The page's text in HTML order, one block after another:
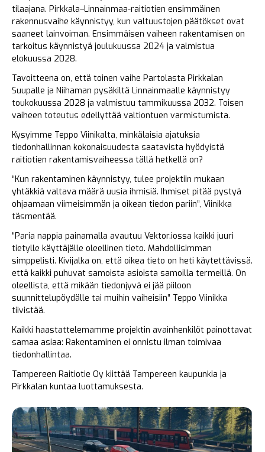
tilaajana. Pirkkala–Linnainmaa-raitiotien ensimmäinen
rakennusvaihe käynnistyy, kun valtuustojen päätökset ovat
saaneet lainvoiman. Ensimmäisen vaiheen rakentamisen on
tarkoitus käynnistyä joulukuussa 2024 ja valmistua
elokuussa 2028.
Tavoitteena on, että toinen vaihe Partolasta Pirkkalan
Suupalle ja Niihaman pysäkiltä Linnainmaalle käynnistyy
toukokuussa 2028 ja valmistuu tammikuussa 2032. Toisen
vaiheen toteutus edellyttää valtiontuen varmistumista.
Kysyimme Teppo Viinikalta, minkälaisia ajatuksia
tiedonhallinnan kokonaisuudesta saatavista hyödyistä
raitiotien rakentamisvaiheessa tällä hetkellä on?
“Kun rakentaminen käynnistyy, tulee projektiin mukaan
yhtäkkiä valtava määrä uusia ihmisiä. Ihmiset pitää pystyä
ohjaamaan viimeisimmän ja oikean tiedon pariin”, Viinikka
täsmentää.
“Paria nappia painamalla avautuu Vektor.iossa kaikki juuri
tietylle käyttäjälle oleellinen tieto. Mahdollisimman
simppelisti. Kivijalka on, että oikea tieto on heti käytettävissä.
että kaikki puhuvat samoista asioista samoilla termeillä. On
oleellista, että mikään tiedonjyvä ei jää piiloon
suunnittelupöydälle tai muihin vaiheisiin” Teppo Viinikka
tiivistää.
Kaikki haastattelemamme projektin avainhenkilöt painottavat
samaa asiaa: Rakentaminen ei onnistu ilman toimivaa
tiedonhallintaa.
Tampereen Raitiotie Oy kiittää Tampereen kaupunkia ja
Pirkkalan kuntaa luottamuksesta.